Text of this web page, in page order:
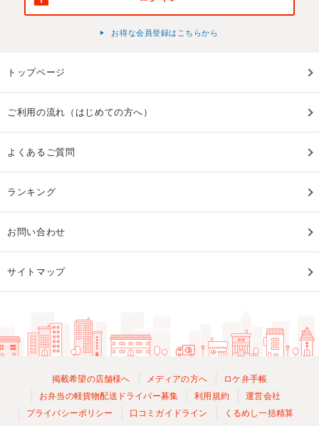
お得な会員登録はこちらから
トップページ
ご利用の流れ（はじめての方へ）
よくあるご質問
ランキング
お問い合わせ
サイトマップ
掲載希望の店舗様へ メディアの方へ
ロケ弁手帳
お弁当の軽貨物配送ドライバー募集
利用規約
運営会社
プライバシーポリシー
口コミガイドライン くるめし一括精算